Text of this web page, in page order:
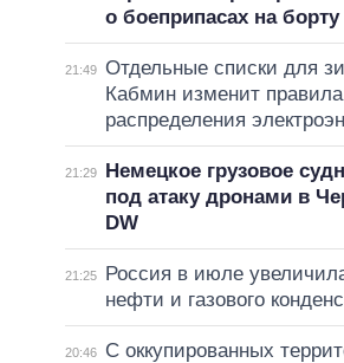
о боеприпасах на
21:49 Отдельные списки для
Кабмин изменит правила
распределения
21:29
Немецкое грузовое
под атаку дронами в
DW
21:25
Россия в июле
нефти и газового
20:46
С оккупированных